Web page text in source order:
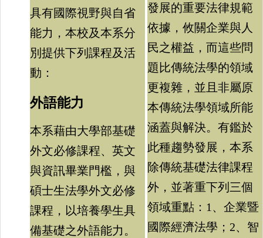
具有國際視野與自省
能力，本校及本系分
別提供下列課程及活
動：
外語能力
本系藉由大學部基礎
外文必修課程、英文
與資訊畢業門檻，與
碩士生法學外文必修
課程，以培養學生具
備基礎之外語能力。
發展的重要法律規範
依據，攸關企業與人
民之權益，而這些問
題比傳統法學的領域
更複雜，並且非屬原
本傳統法學領域所能
涵蓋與解決。有鑑於
此種趨勢發展，本系
除傳統基礎法律課程
外，並著重下列三個
領域重點：1、企業暨
國際經濟法學；2、智